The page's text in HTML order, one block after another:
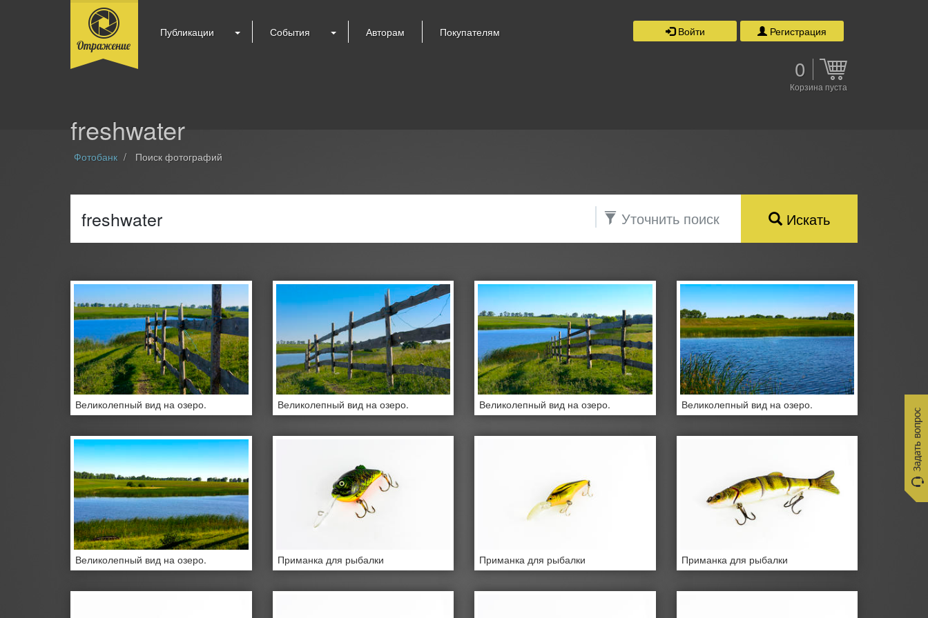
Публикации События Авторам Покупателям Войти Регистрация
0
Корзина пуста
freshwater
Фотобанк Поиск фотографий
Уточнить поиск Искать
Великолепный вид на озеро. Великолепный вид на озеро. Великолепный вид на озеро. Великолепный вид на озеро.
Великолепный вид на озеро. Приманка для рыбалки Приманка для рыбалки Приманка для рыбалки